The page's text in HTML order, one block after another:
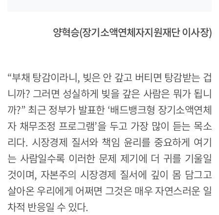
양혁승(장기소액연체자지원재단 이사장)
“부채 탕감이라니, 빚은 안 갚고 버티면 탕감받는 겁
니까? 그러면 성실하게 빚을 갚은 사람은 뭐가 됩니
까?” 최근 정부가 발표한 ‘배드뱅크형 장기소액연체
자 채무조정 프로그램’을 두고 가장 많이 듣는 목소
리다. 시장경제 질서와 책임 윤리를 중요하게 여기
는 사람일수록 이러한 문제 제기에 더 귀를 기울일
것이며, 자본주의 시장경제 질서에 깊이 몸 담그고
살아온 우리에게 어쩌면 그것은 매우 자연스러운 일
차적 반응일 수 있다.